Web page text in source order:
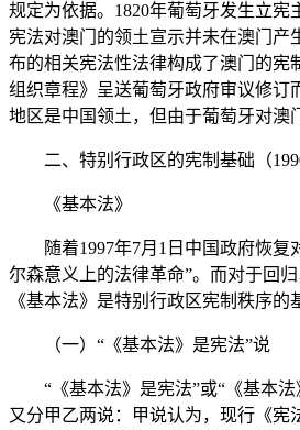
规定为依据。1820年葡萄牙发生立
宪法对澳门的领土宣示并未在澳门产
布的相关宪法性法律构成了澳门的宪
组织章程》呈送葡萄牙政府审议修订
地区是中国领土，但由于葡萄牙对澳
二、特别行政区的宪制基础（
《基本法》
随着1997年7月1日中国政府恢复对
尔森意义上的法律革命”。而对于回
《基本法》是特别行政区宪制秩序的
（一）“《基本法》是宪法”说
“《基本法》是宪法”或“《基本法
又分甲乙两说：甲说认为，现行《宪